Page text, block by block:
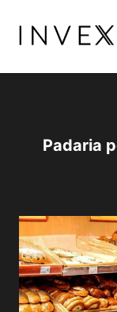
para
Conteúdo
Padaria